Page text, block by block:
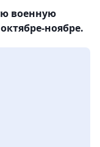
военную
ноябре.